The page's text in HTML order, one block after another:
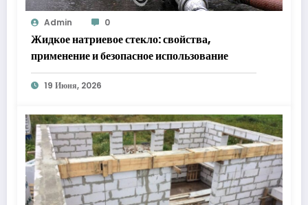
Admin 0
Жидкое натриевое стекло: свойства,
применение и безопасное использование
19 Июня, 2026